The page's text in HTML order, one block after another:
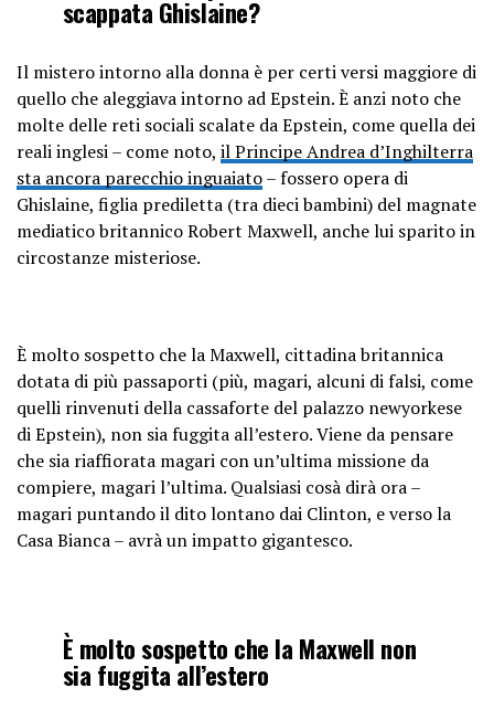
scappata Ghislaine?
Il mistero intorno alla donna è per certi versi maggiore di
quello che aleggiava intorno ad Epstein. È anzi noto che
molte delle reti sociali scalate da Epstein, come quella dei
reali inglesi – come noto, il Principe Andrea d’Inghilterra
sta ancora parecchio inguaiato– fossero opera di
Ghislaine, figlia prediletta (tra dieci bambini) del magnate
mediatico britannico Robert Maxwell, anche lui sparito in
circostanze misteriose.
È molto sospetto che la Maxwell, cittadina britannica
dotata di più passaporti (più, magari, alcuni di falsi, come
quelli rinvenuti della cassaforte del palazzo newyorkese
di Epstein), non sia fuggita all’estero. Viene da pensare
che sia riaffiorata magari con un’ultima missione da
compiere, magari l’ultima. Qualsiasi cosà dirà ora –
magari puntando il dito lontano dai Clinton, e verso la
Casa Bianca – avrà un impatto gigantesco.
È molto sospetto che la Maxwell non
sia fuggita all’estero